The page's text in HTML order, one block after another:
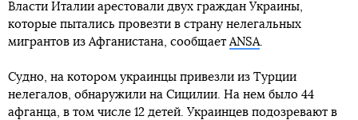
Власти Италии арестовали двух граждан Украины,
которые пытались провезти в страну нелегальных
мигрантов из Афганистана, сообщаетANSA.
Судно, на котором украинцы привезли из Турции
нелегалов, обнаружили на Сицилии. На нем было 44
афганца, в том числе 12 детей. Украинцев подозревают в